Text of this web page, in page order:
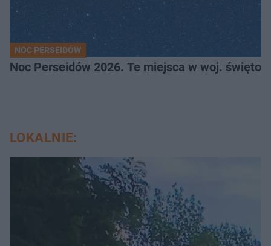
NOC PERSEIDÓW
Noc Perseidów 2026. Te miejsca w woj.
LOKALNIE: